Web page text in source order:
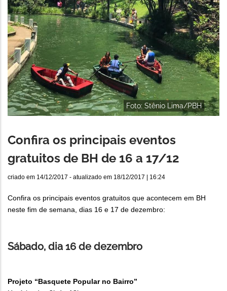
Foto: Stênio Lima/PBH
Confira os principais eventos
gratuitos de BH de 16 a 17/12
criado em 14/12/2017 - atualizado em 18/12/2017 | 16:24
Confira os principais eventos gratuitos que acontecem em BH
neste fim de semana, dias 16 e 17 de dezembro:
Sábado, dia 16 de dezembro
Projeto “Basquete Popular no Bairro”